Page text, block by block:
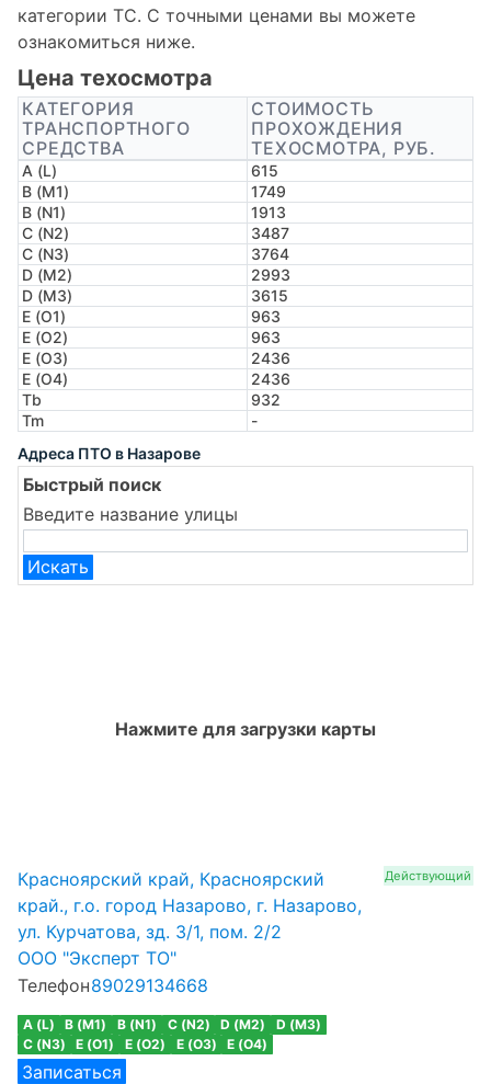
категории ТС. С точными ценами вы можете
ознакомиться ниже.
Цена техосмотра
КАТЕГОРИЯ
ТРАНСПОРТНОГО
СРЕДСТВА
СТОИМОСТЬ
ПРОХОЖДЕНИЯ
ТЕХОСМОТРА, РУБ.
A (L)
615
B (M1)
1749
B (N1)
1913
C (N2)
3487
C (N3)
3764
D (M2)
2993
D (M3)
3615
E (O1)
963
E (O2)
963
E (O3)
2436
E (O4)
2436
Tb
932
Tm
-
Адреса ПТО в Назарове
Быстрый поиск
Введите название улицы
Искать
Нажмите для загрузки карты
Красноярский край, Красноярский
край., г.о. город Назарово, г. Назарово,
ул. Курчатова, зд. 3/1, пом. 2/2
ООО "Эксперт ТО"
Телефон89029134668
A (L) B (M1) B (N1) C (N2) D (M2)
D (M3)
C (N3)
E (O1) E (O2) E (O3) E (O4)
Записаться
Действующий